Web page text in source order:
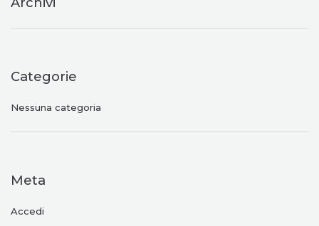
Categorie
Nessuna categoria
Meta
Accedi